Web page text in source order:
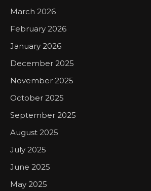
March 2026
February 2026
January 2026
December 2025
November 2025
October 2025
September 2025
August 2025
July 2025
June 2025
May 2025